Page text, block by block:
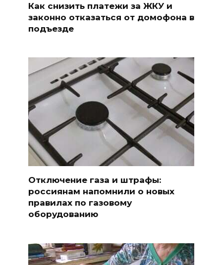
Как снизить платежи за ЖКУ и
законно отказаться от домофона в
подъезде
Отключение газа и штрафы:
россиянам напомнили о новых
правилах по газовому
оборудованию